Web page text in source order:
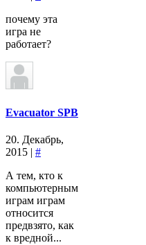
почему эта
игра не
работает?
Evacuator SPB
20. Декабрь,
2015 | #
А тем, кто к
компьютерным
играм играм
относится
предвзято, как
к вредной...